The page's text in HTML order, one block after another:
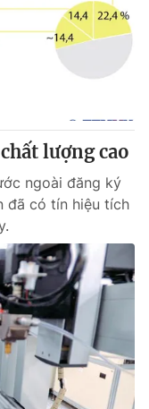
sản
bằng AI
lượng cao
ngoài đăng ký
đã có tín hiệu tích